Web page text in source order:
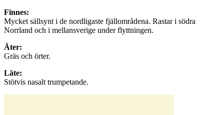
Finnes:
Mycket sällsynt i de nordligaste fjällområdena. Rastar i södra
Norrland och i mellansverige under flyttningen.
Äter:
Gräs och örter.
Läte:
Stötvis nasalt trumpetande.